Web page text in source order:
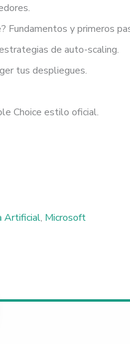
Fundamentos y primeros
de auto-scaling.
tus despliegues.
Choice estilo oficial.
Artificial, Microsoft